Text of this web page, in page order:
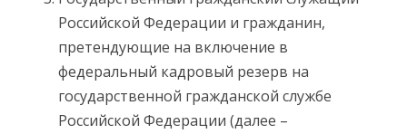
Российской Федерации и гражданин,
претендующие на включение в
федеральный кадровый резерв на
государственной гражданской службе
Российской Федерации (далее –